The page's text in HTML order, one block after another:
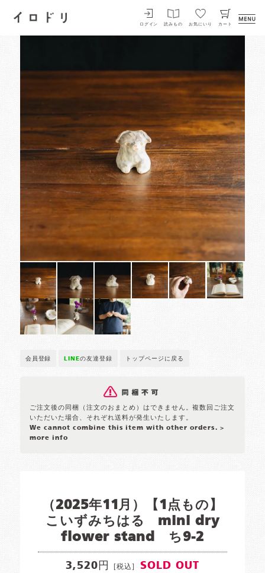
イロドリ
ログイン 読みもの お気にいり カート
会員登録 LINEの友達登録 トップページに戻る
ご注文後の同梱（注文のおまとめ）はできません。複数回ご注文
いただいた場合、それぞれ送料が発生いたします。
We cannot combine this item with other orders. >
more info
（2025年11月）【1点もの】
こいずみちはる mini dry
flower stand ち9-2
3,520円 [税込] SOLD OUT